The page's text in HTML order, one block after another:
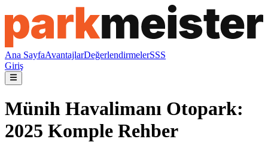
Ana SayfaAvantajlarDeğerlendirmelerSSS
Giriş
Münih Havalimanı Otopark:
2025 Komple Rehber